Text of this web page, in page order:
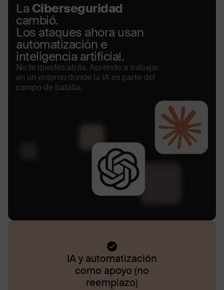
LaCiberseguridad
cambió.
Los ataques ahora usan
automatización e
inteligencia artificial.
No te quedes atrás. Aprende a trabajar
en un entorno donde la IA es parte del
campo de batalla.
IA y automatización
como apoyo (no
reemplazo)